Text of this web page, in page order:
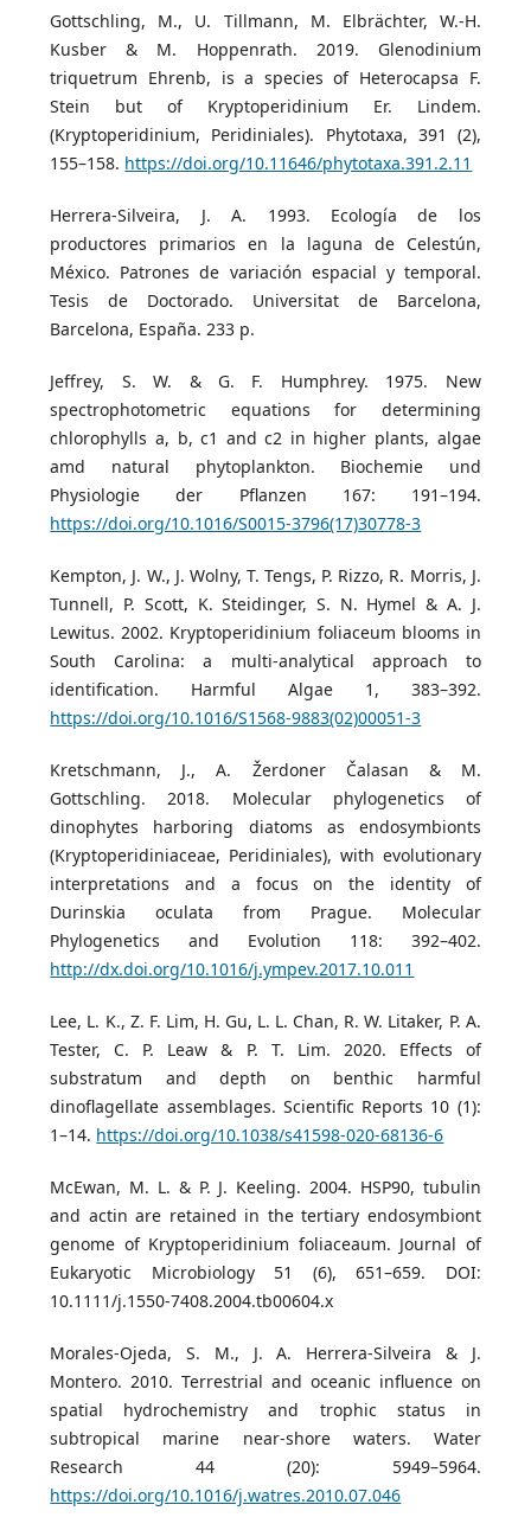
Gottschling, M., U. Tillmann, M. Elbrächter, W.-H.
Kusber & M. Hoppenrath. 2019. Glenodinium
triquetrum Ehrenb, is a species of Heterocapsa F.
Stein but of Kryptoperidinium Er. Lindem.
(Kryptoperidinium, Peridiniales). Phytotaxa, 391 (2),
155–158. https://doi.org/10.11646/phytotaxa.391.2.11
Herrera-Silveira, J. A. 1993. Ecología de los
productores primarios en la laguna de Celestún,
México. Patrones de variación espacial y temporal.
Tesis de Doctorado. Universitat de Barcelona,
Barcelona, España. 233 p.
Jeffrey, S. W. & G. F. Humphrey. 1975. New
spectrophotometric equations for determining
chlorophylls a, b, c1 and c2 in higher plants, algae
amd natural phytoplankton. Biochemie und
Physiologie der Pflanzen 167: 191–194.
https://doi.org/10.1016/S0015-3796(17)30778-3
Kempton, J. W., J. Wolny, T. Tengs, P. Rizzo, R. Morris, J.
Tunnell, P. Scott, K. Steidinger, S. N. Hymel & A. J.
Lewitus. 2002. Kryptoperidinium foliaceum blooms in
South Carolina: a multi-analytical approach to
identification. Harmful Algae 1, 383–392.
https://doi.org/10.1016/S1568-9883(02)00051-3
Kretschmann, J., A. Žerdoner Čalasan & M.
Gottschling. 2018. Molecular phylogenetics of
dinophytes harboring diatoms as endosymbionts
(Kryptoperidiniaceae, Peridiniales), with evolutionary
interpretations and a focus on the identity of
Durinskia oculata from Prague. Molecular
Phylogenetics and Evolution 118: 392–402.
http://dx.doi.org/10.1016/j.ympev.2017.10.011
Lee, L. K., Z. F. Lim, H. Gu, L. L. Chan, R. W. Litaker, P. A.
Tester, C. P. Leaw & P. T. Lim. 2020. Effects of
substratum and depth on benthic harmful
dinoflagellate assemblages. Scientific Reports 10 (1):
1–14. https://doi.org/10.1038/s41598-020-68136-6
McEwan, M. L. & P. J. Keeling. 2004. HSP90, tubulin
and actin are retained in the tertiary endosymbiont
genome of Kryptoperidinium foliaceaum. Journal of
Eukaryotic Microbiology 51 (6), 651–659. DOI:
10.1111/j.1550-7408.2004.tb00604.x
Morales-Ojeda, S. M., J. A. Herrera-Silveira & J.
Montero. 2010. Terrestrial and oceanic influence on
spatial hydrochemistry and trophic status in
subtropical marine near-shore waters. Water
Research 44 (20): 5949–5964.
https://doi.org/10.1016/j.watres.2010.07.046